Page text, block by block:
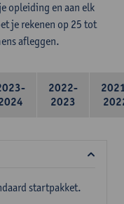
opleiding en aan elk
je rekenen op 25 tot
afleggen.
2022-
2023
startpakket.